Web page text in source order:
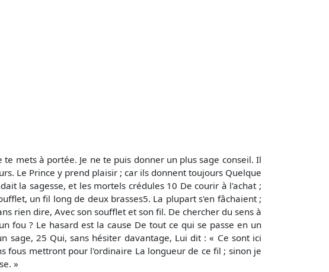
mets à portée. Je ne te puis donner un plus sage conseil. Il
Le Prince y prend plaisir ; car ils donnent toujours Quelque
la sagesse, et les mortels crédules 10 De courir à l'achat ;
un fil long de deux brasses5. La plupart s'en fâchaient ;
rien dire, Avec son soufflet et son fil. De chercher du sens à
fou ? Le hasard est la cause De tout ce qui se passe en un
25 Qui, sans hésiter davantage, Lui dit : « Ce sont ici
fous mettront pour l'ordinaire La longueur de ce fil ; sinon je
»